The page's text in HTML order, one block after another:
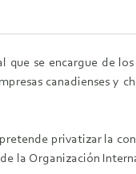
se encargue de
canadienses y
privatizar la
la Organización